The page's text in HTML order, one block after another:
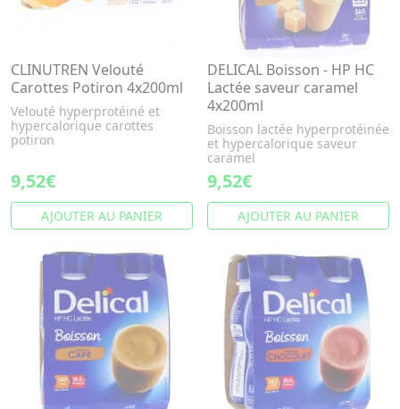
CLINUTREN Velouté
Carottes Potiron 4x200ml
Velouté hyperprotéiné et
hypercalorique carottes
potiron
9,52€
AJOUTER AU PANIER
DELICAL Boisson - HP HC
Lactée saveur caramel
4x200ml
Boisson lactée hyperprotéinée
et hypercalorique saveur
caramel
9,52€
AJOUTER AU PANIER